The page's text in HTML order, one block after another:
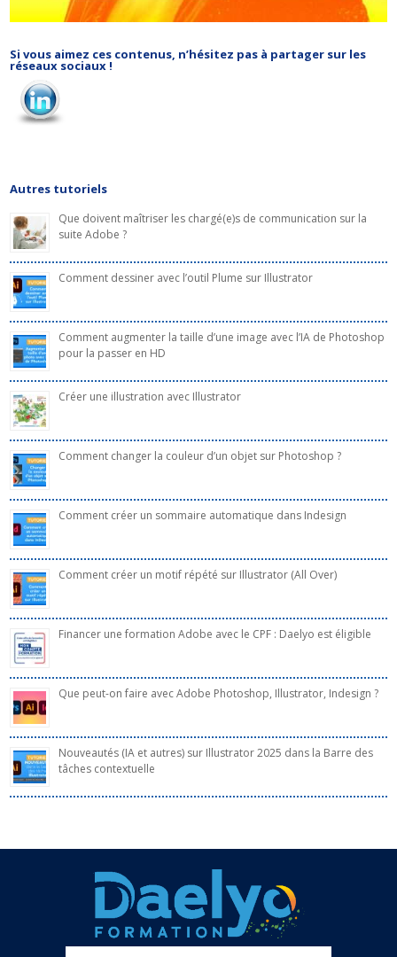
Si vous aimez ces contenus, n’hésitez pas à partager sur les
réseaux sociaux !
Autres tutoriels
Que doivent maîtriser les chargé(e)s de communication sur la
suite Adobe ?
Comment dessiner avec l’outil Plume sur Illustrator
Comment augmenter la taille d’une image avec l’IA de Photoshop
pour la passer en HD
Créer une illustration avec Illustrator
Comment changer la couleur d’un objet sur Photoshop ?
Comment créer un sommaire automatique dans Indesign
Comment créer un motif répété sur Illustrator (All Over)
Financer une formation Adobe avec le CPF : Daelyo est éligible
Que peut-on faire avec Adobe Photoshop, Illustrator, Indesign ?
Nouveautés (IA et autres) sur Illustrator 2025 dans la Barre des
tâches contextuelle